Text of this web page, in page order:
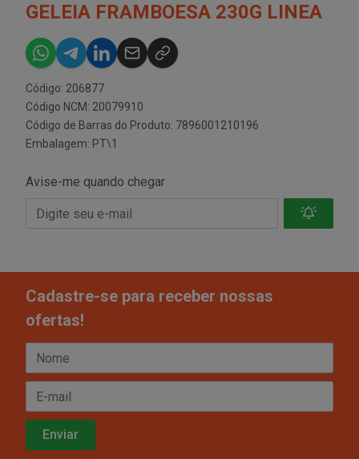
GELEIA FRAMBOESA 230G LINEA
Código: 206877
Código NCM: 20079910
Código de Barras do Produto: 7896001210196
Embalagem: PT\1
Avise-me quando chegar
Cadastre-se para receber nossas
ofertas!